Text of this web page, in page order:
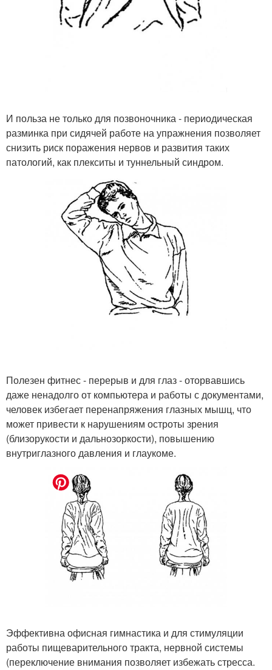
И польза не только для позвоночника - периодическая
разминка при сидячей работе на упражнения позволяет
снизить риск поражения нервов и развития таких
патологий, как плекситы и туннельный синдром.
Полезен фитнес - перерыв и для глаз - оторвавшись
даже ненадолго от компьютера и работы с документами,
человек избегает перенапряжения глазных мышц, что
может привести к нарушениям остроты зрения
(близорукости и дальнозоркости), повышению
внутриглазного давления и глаукоме.
Эффективна офисная гимнастика и для стимуляции
работы пищеварительного тракта, нервной системы
(переключение внимания позволяет избежать стресса.